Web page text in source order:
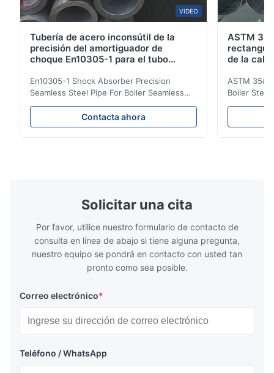
VIDEO
Tubería de acero inconsútil de la
precisión del amortiguador de
choque En10305-1 para el tubo
En10305-1 Shock Absorber Precision
Seamless Steel Pipe For Boiler Seamless
Tube Seamless Precision steel tubes To be
used in hydraulic system, automobile and
precision machinery parts for cars and
14m,5.8m,6m,10m-12m,12m or as
customer's actual requirys Standard JIS
Contacta ahora
ASTM
de la
ASTM 35#
Boiler Steel
Lehgth Its
Q235,
Solicitar una cita
Por favor, utilice nuestro formulario de contacto de
consulta en línea de abajo si tiene alguna pregunta,
nuestro equipo se pondrá en contacto con usted tan
pronto como sea posible.
Correo electrónico*
Teléfono / WhatsApp